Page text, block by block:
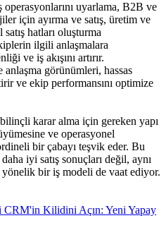
operasyonlarını uyarlama, B2B ve
için ayırma ve satış, üretim ve
hatları oluşturma
ilgili anlaşmalara
ve iş akışını artırır.
görünümleri, hassas
ve ekip performansını optimize
karar alma için gereken yapı
ve operasyonel
bir çabayı teşvik eder. Bu
iyi satış sonuçları değil, aynı
bir iş modeli de vaat ediyor.
Kilidini Açın: Yeni Yapay